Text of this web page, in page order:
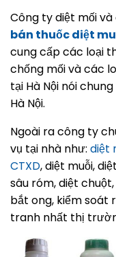
Công ty diệt mối
bán thuốc diệt
cung cấp các loại
chống mối và các
tại Hà Nội nói
Hà Nội.
Ngoài ra công ty
vụ tại nhà như: diệt
CTXD, diệt muỗi,
sâu róm, diệt
bắt ong, kiểm soát
tranh nhất thị